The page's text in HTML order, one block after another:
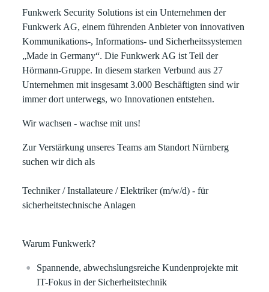
Funkwerk Security Solutions ist ein Unternehmen der
Funkwerk AG, einem führenden Anbieter von innovativen
Kommunikations-, Informations- und Sicherheitssystemen
„Made in Germany“. Die Funkwerk AG ist Teil der
Hörmann-Gruppe. In diesem starken Verbund aus 27
Unternehmen mit insgesamt 3.000 Beschäftigten sind wir
immer dort unterwegs, wo Innovationen entstehen.
Wir wachsen - wachse mit uns!
Zur Verstärkung unseres Teams am Standort Nürnberg
suchen wir dich als
Techniker / Installateure / Elektriker (m/w/d) - für
sicherheitstechnische Anlagen
Warum Funkwerk?
Spannende, abwechslungsreiche Kundenprojekte mit
IT-Fokus in der Sicherheitstechnik